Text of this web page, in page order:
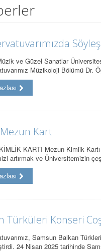
ve Güzel Sanatlar
Müzikoloji Bölümü Dr.
Kart
KARTI Mezun Kimlik Kartı
artırmak ve Üniversitemizin
Türküleri Konseri
Samsun Balkan
24 Nisan 2025 tarihinde